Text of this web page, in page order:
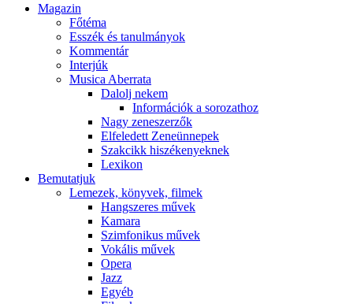
Magazin
Főtéma
Esszék és tanulmányok
Kommentár
Interjúk
Musica Aberrata
Dalolj nekem
Információk a sorozathoz
Nagy zeneszerzők
Elfeledett Zeneünnepek
Szakcikk hiszékenyeknek
Lexikon
Bemutatjuk
Lemezek, könyvek, filmek
Hangszeres művek
Kamara
Szimfonikus művek
Vokális művek
Opera
Jazz
Egyéb